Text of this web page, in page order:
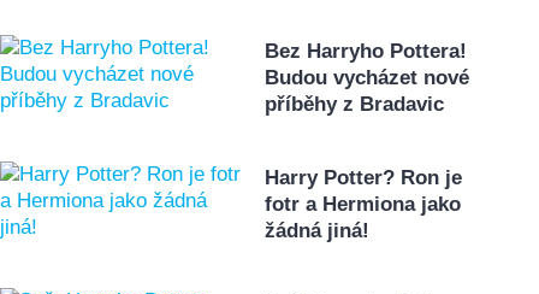
Bez Harryho Pottera!
Budou vycházet nové
příběhy z Bradavic
Harry Potter? Ron je
fotr a Hermiona jako
žádná jiná!